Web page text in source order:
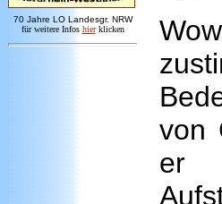
70 Jahre LO Landesgr. NRW
für weitere Infos hier klicken
von
er